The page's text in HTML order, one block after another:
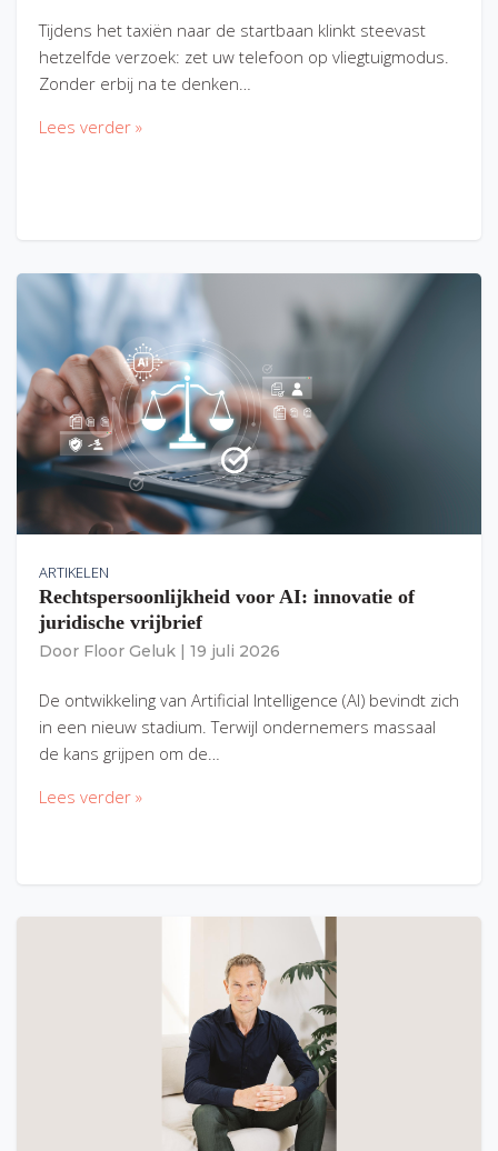
Tijdens het taxiën naar de startbaan klinkt steevast
hetzelfde verzoek: zet uw telefoon op vliegtuigmodus.
Zonder erbij na te denken…
Lees verder »
ARTIKELEN
Rechtspersoonlijkheid voor AI: innovatie of
juridische vrijbrief
Door Floor Geluk 19 juli 2026
De ontwikkeling van Artificial Intelligence (AI) bevindt zich
in een nieuw stadium. Terwijl ondernemers massaal
de kans grijpen om de…
Lees verder »